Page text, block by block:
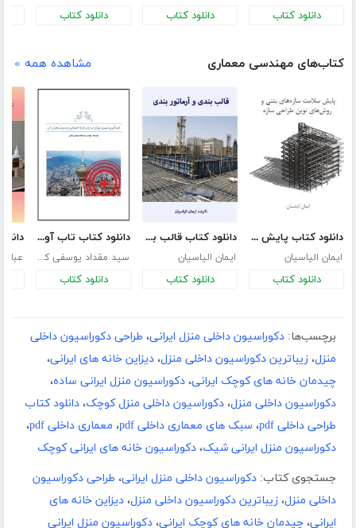
دانلود کتاب دانلود کتاب دانلود کتاب
کتاب‌های مهندسی معماری مشاهده همه »
دانلود کتاب پایش سلامت سازه‌های بتنی و روش‌های نوین طراحی سازه
ایمان الیاسیان
دانلود کتاب
دانلود کتاب قالب بندی و آرماتور بندی
ایمان الیاسیان
دانلود کتاب
دانلود کتاب تاب آوری شهری تهران در برابر زلزله احتمالی و مدیریت بحران آن
سید مقداد یوسفی کنعانی
دانلود کتاب
عباس
برچسب‌ها: دکوراسیون داخلی منزل ایرانی، طراحی دکوراسیون داخلی
منزل، زیباترین دکوراسیون داخلی منزل، دیزاین خانه های ایرانی،
چیدمان خانه های کوچک ایرانی، دکوراسیون منزل ایرانی ساده،
دکوراسیون داخلی منزل، دکوراسیون داخلی منزل کوچک، دانلود کتاب
طراحی داخلی pdf
، سبک های معماری داخلی pdf ، معماری داخلی pdf
،
دکوراسیون منزل ایرانی شیک، دکوراسیون خانه های ایرانی کوچک
جستجوی کتاب: دکوراسیون داخلی منزل ایرانی، طراحی دکوراسیون
داخلی منزل، زیباترین دکوراسیون داخلی منزل، دیزاین خانه های
ایرانی، چیدمان خانه های کوچک ایرانی، دکوراسیون منزل ایرانی